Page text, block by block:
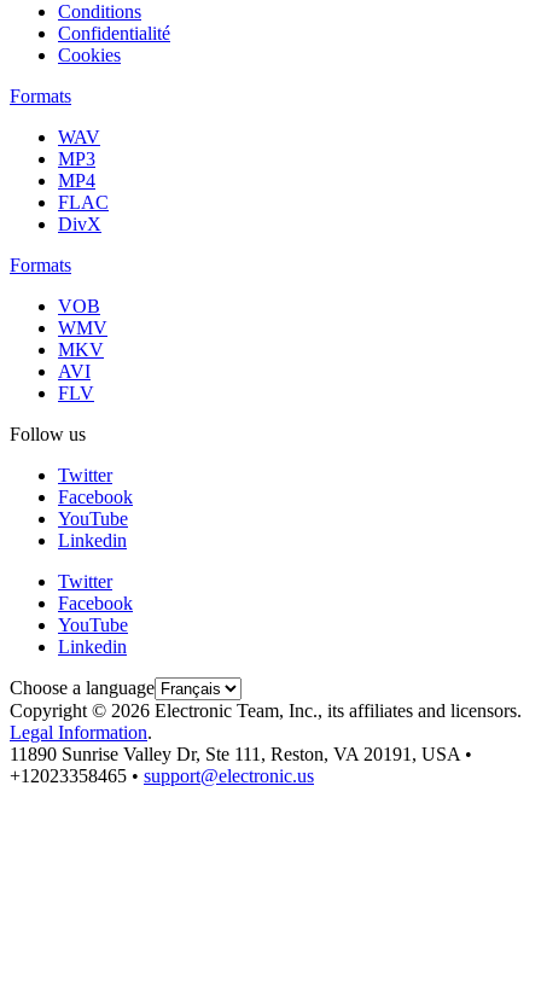
Conditions
Confidentialité
Cookies
Formats
WAV
MP3
MP4
FLAC
DivX
Formats
VOB
WMV
MKV
AVI
FLV
Follow us
Twitter
Facebook
YouTube
Linkedin
Twitter
Facebook
YouTube
Linkedin
Choose a language
Copyright © 2026 Electronic Team, Inc., its affiliates and licensors.
Legal Information.
11890 Sunrise Valley Dr, Ste 111, Reston, VA 20191, USA •
+12023358465 • support@electronic.us